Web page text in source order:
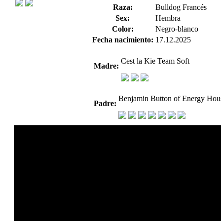
Raza:
Bulldog Francés
Sex:
Hembra
Color:
Negro-blanco
Fecha nacimiento: 17.12.2025
Madre:
Cest la Kie Team Soft
Padre:
Benjamin Button of Energy